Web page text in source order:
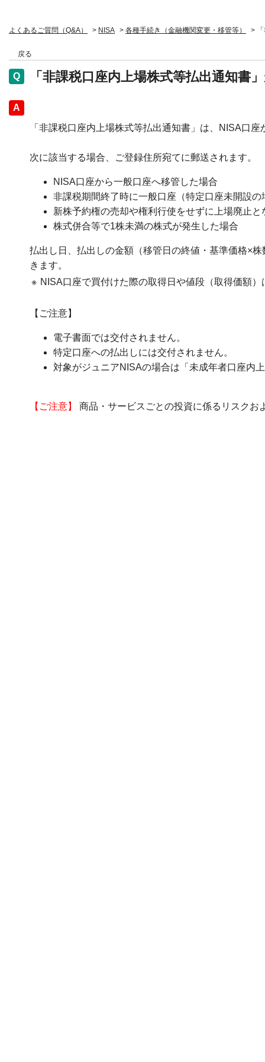
よくあるご質問（Q&A） > NISA > 各種手続き（金融機関変更・移管等） >
戻る
「非課税口座内上場株式等払出通知
回答
「非課税口座内上場株式等払出通知書」は、NISA口
次に該当する場合、ご登録住所宛てに郵送されます。
NISA口座から一般口座へ移管した場合
非課税期間終了時に一般口座（特定口座未開設
新株予約権の売却や権利行使をせずに上場廃止と
株式併合等で1株未満の株式が発生した場合
払出し日、払出しの金額（移管日の終値・基準価格×
きます。
※ NISA口座で買付けた際の取得日や値段（取得価額
【ご注意】
電子書面では交付されません。
特定口座への払出しには交付されません。
対象がジュニアNISAの場合は「未成年者口座内
【ご注意】 商品・サービスごとの投資に係るリスクお